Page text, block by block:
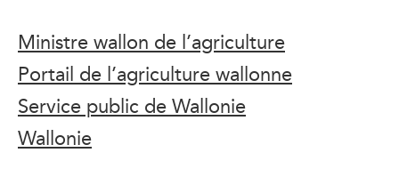
Ministre wallon de l’agriculture
Portail de l’agriculture wallonne
Service public de Wallonie
Wallonie